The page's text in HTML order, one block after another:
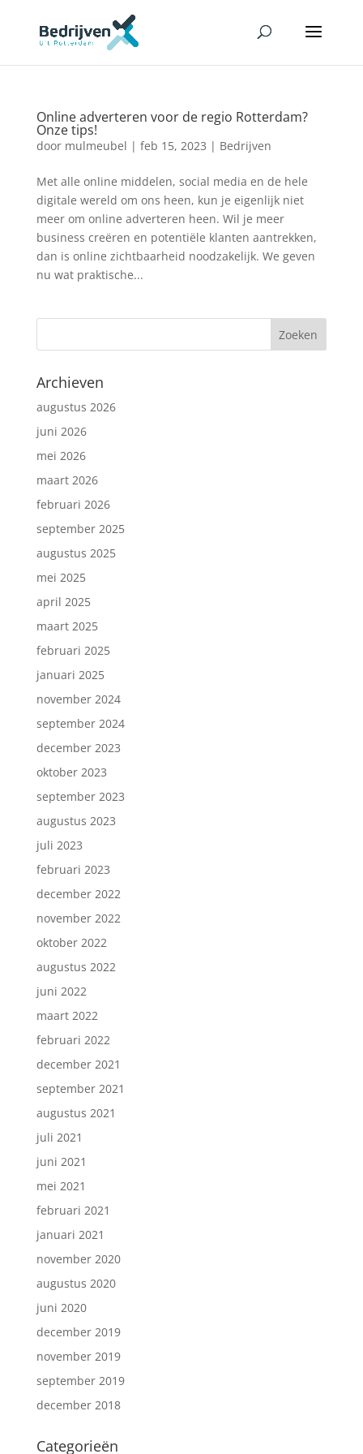
Online adverteren voor de regio Rotterdam?
Onze tips!
door mulmeubel | feb 15, 2023 | Bedrijven
Met alle online middelen, social media en de hele
digitale wereld om ons heen, kun je eigenlijk niet
meer om online adverteren heen. Wil je meer
business creëren en potentiële klanten aantrekken,
dan is online zichtbaarheid noodzakelijk. We geven
nu wat praktische...
Archieven
augustus 2026
juni 2026
mei 2026
maart 2026
februari 2026
september 2025
augustus 2025
mei 2025
april 2025
maart 2025
februari 2025
januari 2025
november 2024
september 2024
december 2023
oktober 2023
september 2023
augustus 2023
juli 2023
februari 2023
december 2022
november 2022
oktober 2022
augustus 2022
juni 2022
maart 2022
februari 2022
december 2021
september 2021
augustus 2021
juli 2021
juni 2021
mei 2021
februari 2021
januari 2021
november 2020
augustus 2020
juni 2020
december 2019
november 2019
september 2019
december 2018
Categorieën